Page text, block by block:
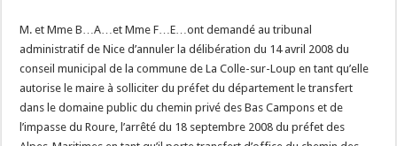
M. et Mme B…A…et Mme F…E…ont demandé au tribunal
administratif de Nice d’annuler la délibération du 14 avril 2008 du
conseil municipal de la commune de La Colle-sur-Loup en tant qu’elle
autorise le maire à solliciter du préfet du département le transfert
dans le domaine public du chemin privé des Bas Campons et de
l’impasse du Roure, l’arrêté du 18 septembre 2008 du préfet des